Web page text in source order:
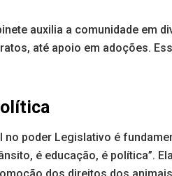
auxilia a comunidade em
até apoio em adoções.
no poder Legislativo é
é educação, é política”.